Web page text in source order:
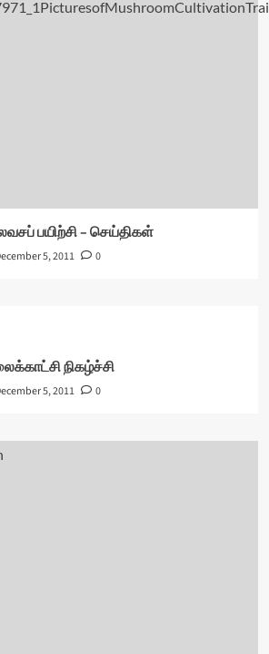
பயிற்சி – செய்திகள்
5, 2011 0
நிகழ்ச்சி
5, 2011 0